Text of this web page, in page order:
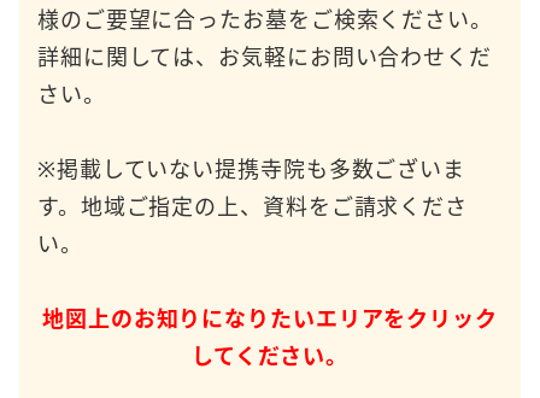
様のご要望に合ったお墓をご検索ください。
詳細に関しては、お気軽にお問い合わせくだ
さい。
※掲載していない提携寺院も多数ございま
す。地域ご指定の上、資料をご請求くださ
い。
地図上のお知りになりたいエリアをクリック
してください。